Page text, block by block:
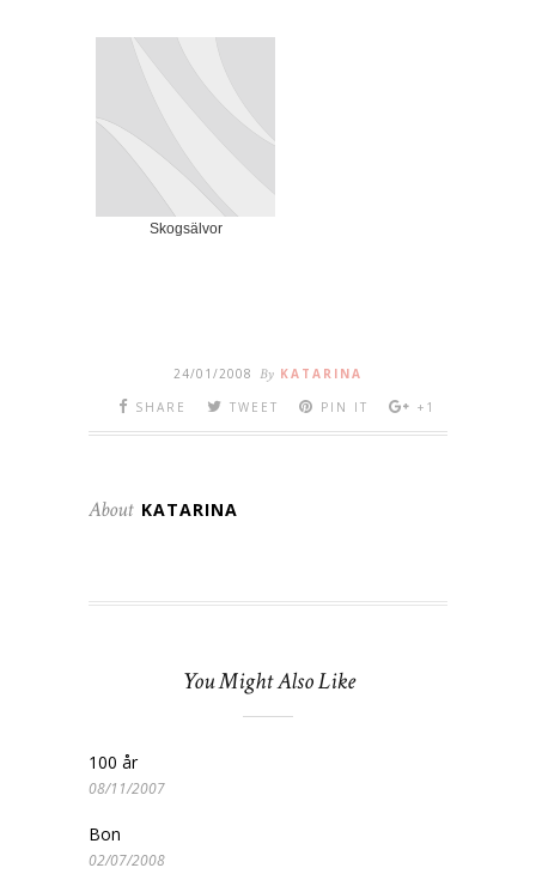
Skogsälvor
24/01/2008 By KATARINA
SHARE
TWEET PIN IT +1
About KATARINA
You Might Also Like
100 år
08/11/2007
Bon
02/07/2008